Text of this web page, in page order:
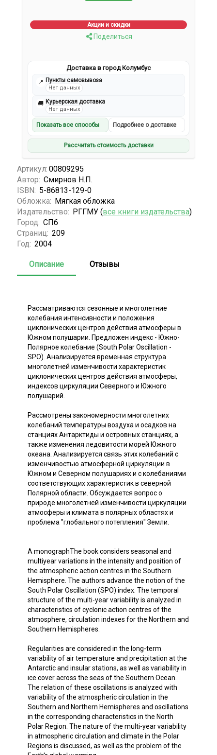
Акции и скидки
Поделиться
Доставка в город Колумбус
📍 Пункты самовывоза
Нет данных
🚚 Курьерская доставка
Нет данных
Показать все способы Подробнее о доставке
Рассчитать стоимость доставки
Артикул: 00809295
Автор: Смирнов Н.П.
ISBN: 5-86813-129-0
Обложка: Мягкая обложка
Издательство: РГГМУ (все книги издательства)
Город: СПб
Страниц: 209
Год: 2004
Описание Отзывы
Рассматриваются сезонные и многолетние
колебания интенсивности и положения
циклонических центров действия атмосферы в
Южном полушарии. Предложен индекс - Южно-
Полярное колебание (South Polar Oscillation -
SPO). Анализируется временная структура
многолетней изменчивости характеристик
циклонических центров действия атмосферы,
индексов циркуляции Северного и Южного
полушарий.
Рассмотрены закономерности многолетних
колебаний температуры воздуха и осадков на
станциях Антарктиды и островных станциях, а
также изменения ледовитости морей Южного
океана. Анализируется связь этих колебаний с
изменчивостью атмосферной циркуляции в
Южном и Северном полушариях и с колебаниями
соответствующих характеристик в северной
Полярной области. Обсуждается вопрос о
природе многолетней изменчивости циркуляции
атмосферы и климата в полярных областях и
проблема "глобального потепления" Земли.
A monographThe book considers seasonal and
multiyear variations in the intensity and position of
the atmospheric action centres in the Southern
Hemisphere. The authors advance the notion of the
South Polar Oscillation (SPO) index. The temporal
structure of the multi-year variability is analyzed in
characteristics of cyclonic action centres of the
atmosphere, circulation indexes for the Northern and
Southern Hemispheres.
Regularities are considered in the long-term
variability of air temperature and precipitation at the
Antarctic and insular stations, as well as variability in
ice cover across the seas of the Southern Ocean.
The relation of these oscillations is analyzed with
variability of the atmospheric circulation in the
Southern and Northern Hemispheres and oscillations
in the corresponding characteristics in the North
Polar Region. The nature of the multi-year variability
in atmospheric circulation and climate in the Polar
Regions is discussed, as well as the problem of the